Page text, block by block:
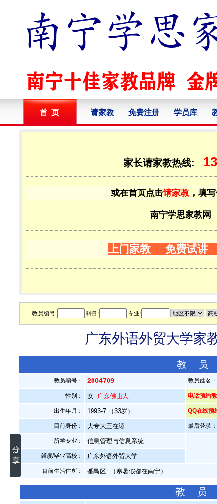
首 页 请家教 免费注册 学员库
家长请家教热线:
或在首页点击请家教 ，填
南宁学思家教网
上门家教 免费试讲
教员编号 科目: 专业:
广东外语外贸大学家
教
教员编号： 2004709 教员姓名
性别： 女 广东佛山人 电话预约
出生年月： 1993-7 （33岁） QQ在线预
目前身份： 大专大三在读 最后登录
所学专业： 信息管理与信息系统
就读/毕业高校： 广东外语外贸大学
目前生活住所： 番禺区. （寒暑假都在南宁）
教 员